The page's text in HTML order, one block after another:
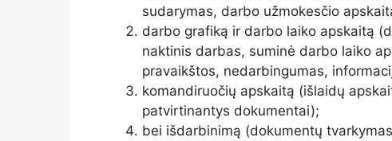
sudarymas, darbo užmokesčio
darbo grafiką ir darbo laiko apskaitą
naktinis darbas, suminė darbo laiko
pravaikštos, nedarbingumas,
komandiruočių apskaitą (išlaidų
patvirtinantys dokumentai);
bei išdarbinimą (dokumentų